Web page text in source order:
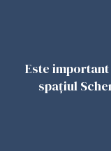
Italia.
ascunși de
Este
spațiul